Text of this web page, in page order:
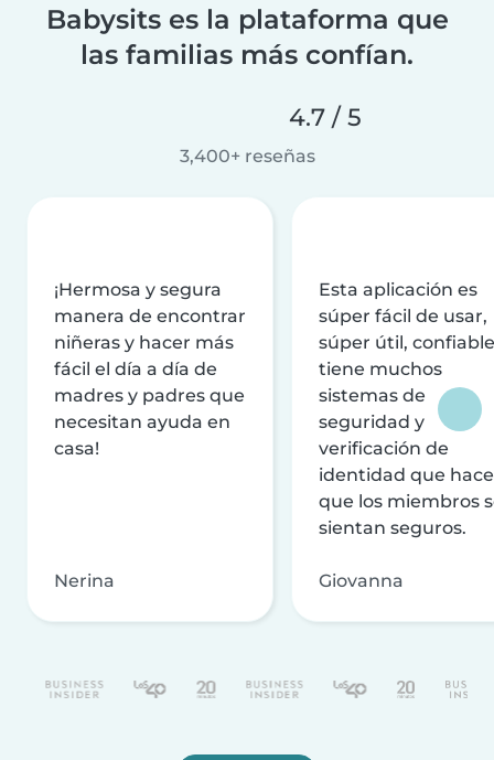
Babysits es la plataforma que
las familias más confían.
4.7 / 5
3,400+ reseñas
¡Hermosa y segura
manera de encontrar
niñeras y hacer más
fácil el día a día de
madres y padres que
necesitan ayuda en
casa!
Nerina
Esta aplicación es
súper fácil de usar,
súper útil,
tiene muchos
sistemas de
seguridad y
verificación de
identidad que
que los miembros
sientan seguros.
Giovanna